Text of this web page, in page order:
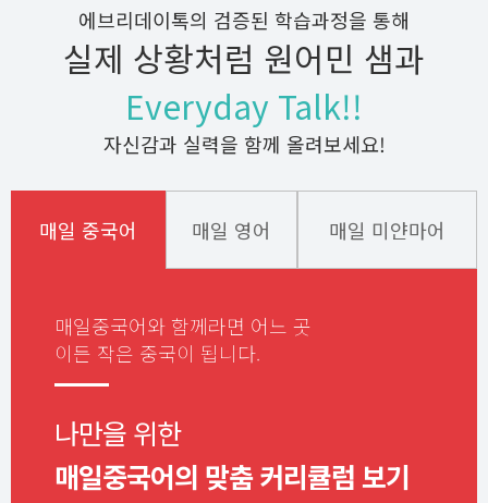
에브리데이톡의 검증된 학습과정을 통해
실제 상황처럼 원어민 샘과
Everyday Talk!!
자신감과 실력을 함께 올려보세요!
매일 중국어 매일 영어 매일 미얀마어
매일중국어와 함께라면 어느 곳
이든 작은 중국이 됩니다.
나만을 위한
매일중국어의 맞춤 커리큘럼 보기